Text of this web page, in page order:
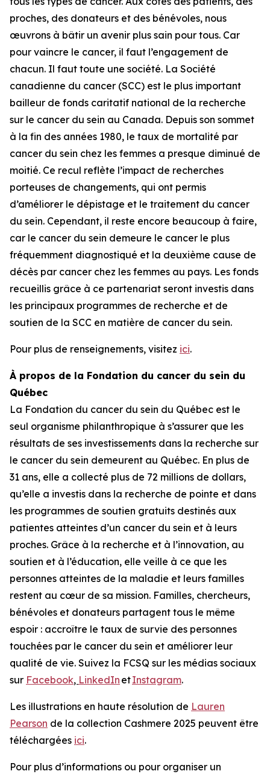
proches, des donateurs et des bénévoles, nous
œuvrons à bâtir un avenir plus sain pour tous. Car
pour vaincre le cancer, il faut l’engagement de
chacun. Il faut toute une société. La Société
canadienne du cancer (SCC) est le plus important
bailleur de fonds caritatif national de la recherche
sur le cancer du sein au Canada. Depuis son sommet
à la fin des années 1980, le taux de mortalité par
cancer du sein chez les femmes a presque diminué de
moitié. Ce recul reflète l’impact de recherches
porteuses de changements, qui ont permis
d’améliorer le dépistage et le traitement du cancer
du sein. Cependant, il reste encore beaucoup à faire,
car le cancer du sein demeure le cancer le plus
fréquemment diagnostiqué et la deuxième cause de
décès par cancer chez les femmes au pays. Les fonds
recueillis grâce à ce partenariat seront investis dans
les principaux programmes de recherche et de
soutien de la SCC en matière de cancer du sein.
Pour plus de renseignements, visitez ici.
À propos de la Fondation du cancer du sein du
Québec
La Fondation du cancer du sein du Québec est le
seul organisme philanthropique à s’assurer que les
résultats de ses investissements dans la recherche sur
le cancer du sein demeurent au Québec. En plus de
31 ans, elle a collecté plus de 72 millions de dollars,
qu’elle a investis dans la recherche de pointe et dans
les programmes de soutien gratuits destinés aux
patientes atteintes d’un cancer du sein et à leurs
proches. Grâce à la recherche et à l’innovation, au
soutien et à l’éducation, elle veille à ce que les
personnes atteintes de la maladie et leurs familles
restent au cœur de sa mission. Familles, chercheurs,
bénévoles et donateurs partagent tous le même
espoir : accroître le taux de survie des personnes
touchées par le cancer du sein et améliorer leur
qualité de vie. Suivez la FCSQ sur les médias sociaux
sur Facebook, LinkedIn etInstagram.
Les illustrations en haute résolution de Lauren
Pearson de la collection Cashmere 2025 peuvent être
téléchargées ici.
Pour plus d’informations ou pour organiser un